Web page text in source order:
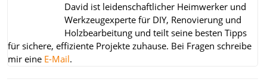
David ist leidenschaftlicher Heimwerker und
Werkzeugexperte für DIY, Renovierung und
Holzbearbeitung und teilt seine besten Tipps
für sichere, effiziente Projekte zuhause. Bei Fragen schreibe
mir eine E-Mail.